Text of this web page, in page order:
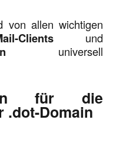
von allen wichtigen
Clientsund
universell
für die
.dot-Domain